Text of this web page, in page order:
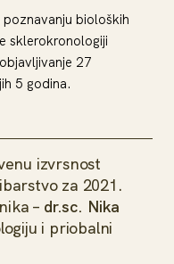
bioloških
sklerokronologiji
27
5 godina.
izvrsnost
za 2021.
– dr.sc. Nika
i priobalni